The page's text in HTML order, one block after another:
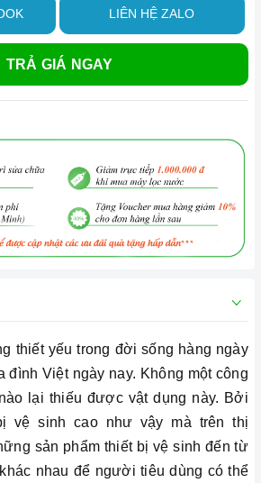
LIÊN HỆ ZALO
TRẢ GIÁ NGAY
thiết yếu trong đời sống hàng ngày
đình Việt ngày nay. Không một công
lại thiếu được vật dụng này. Bởi
vệ sinh cao như vậy mà trên thị
sản phẩm thiết bị vệ sinh đến từ
nhau để người tiêu dùng có thể